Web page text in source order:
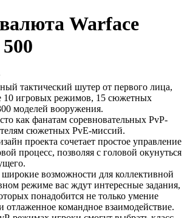
Warface
тактический шутер от первого лица,
игровых режимов, 15 сюжетных
моделей вооружения.
как фанатам соревновательных PvP-
сюжетных PvE-миссий.
проекта сочетает простое управление
процесс, позволяя с головой окунуться
широкие возможности для коллективной
режиме вас ждут интересные задания,
понадобится не только умение
отлаженное командное взаимодействие.